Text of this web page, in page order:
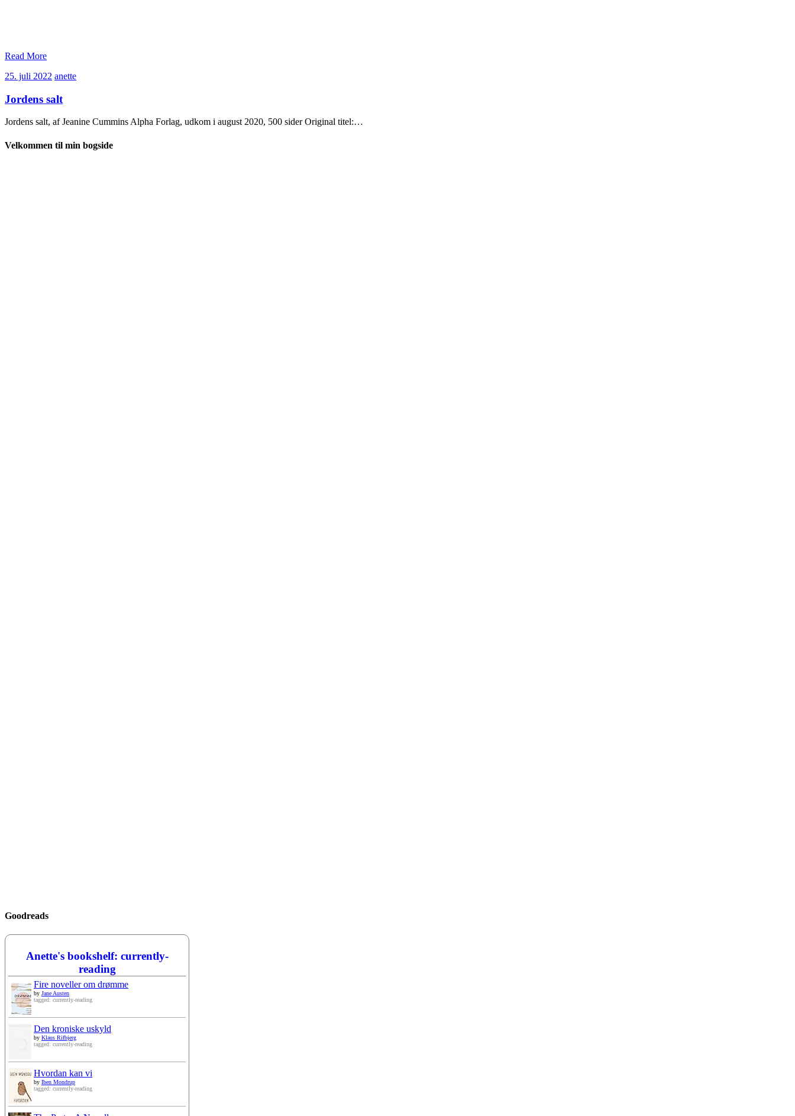
Read More
25. juli 2022 25.
2022
anetteanette
Jordens salt
Jordens salt, af Jeanine Cummins Alpha Forlag, udkom i august 2020, 500 sider Original titel:…
Velkommen til min bogside
Goodreads
Anette's bookshelf: currently-
reading
Fire noveller om drømme
by Jane Austen
tagged: currently-reading
Den kroniske uskyld
by Klaus Rifbjerg
tagged: currently-reading
Hvordan kan vi
by Iben Mondrup
tagged: currently-reading